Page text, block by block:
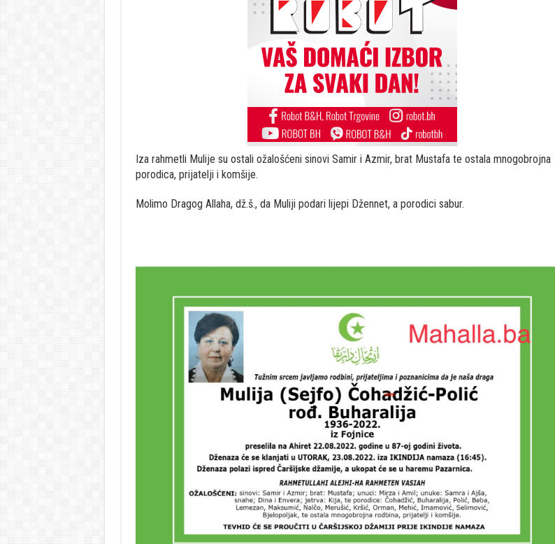
Iza rahmetli Mulije su ostali ožalošćeni sinovi Samir i Azmir, brat Mustafa te ostala mnogobrojna
porodica, prijatelji i komšije.
Molimo Dragog Allaha, dž.š., da Muliji podari lijepi Džennet, a porodici sabur.